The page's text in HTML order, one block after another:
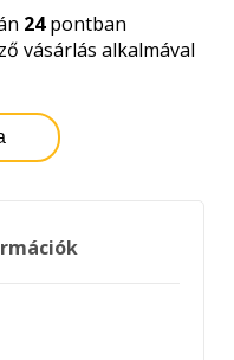
24pontban
vásárlás alkalmával